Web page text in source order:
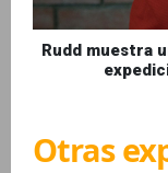
Rudd muestra
Otras